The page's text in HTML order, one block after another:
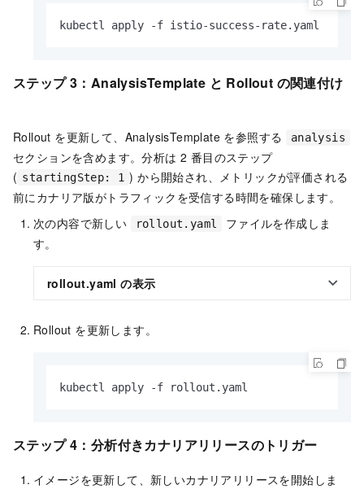
kubectl apply -f istio-success-rate.yaml
ステップ 3：AnalysisTemplate と Rollout の関連付け
Rollout を更新して、AnalysisTemplate を参照する analysis
セクションを含めます。分析は 2 番目のステップ
( startingStep: 1 ) から開始され、メトリックが評価される
前にカナリア版がトラフィックを受信する時間を確保します。
次の内容で新しい
rollout.yaml
ファイルを作成しま
す。
rollout.yaml の表示
Rollout を更新します。
kubectl apply -f rollout.yaml
ステップ 4：分析付きカナリアリリースのトリガー
イメージを更新して、新しいカナリアリリースを開始しま